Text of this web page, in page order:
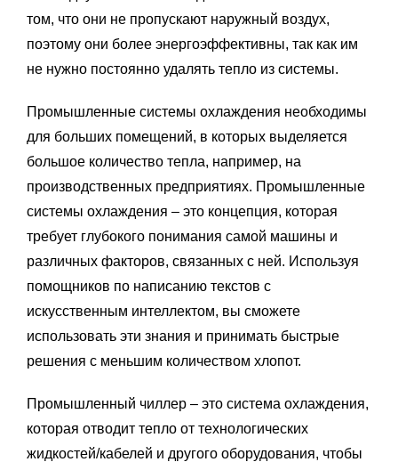
том, что они не пропускают наружный воздух,
поэтому они более энергоэффективны, так как им
не нужно постоянно удалять тепло из системы.
Промышленные системы охлаждения необходимы
для больших помещений, в которых выделяется
большое количество тепла, например, на
производственных предприятиях. Промышленные
системы охлаждения – это концепция, которая
требует глубокого понимания самой машины и
различных факторов, связанных с ней. Используя
помощников по написанию текстов с
искусственным интеллектом, вы сможете
использовать эти знания и принимать быстрые
решения с меньшим количеством хлопот.
Промышленный чиллер – это система охлаждения,
которая отводит тепло от технологических
жидкостей/кабелей и другого оборудования, чтобы